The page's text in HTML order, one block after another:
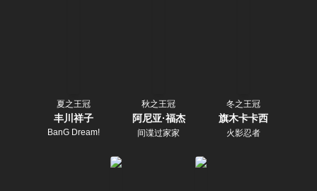
夏之王冠
丰川祥子
BanG Dream!
秋之王冠
阿尼亚·福杰
间谍过家家
冬之王冠
旗木卡卡西
火影忍者